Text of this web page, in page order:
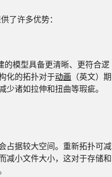
了许多优势：
的模型具备更清晰、更符合逻
化的拓扑对于动画 （英文）期
少诸如拉伸和扭曲等瑕疵。
占据较大空间。重新拓扑可减
减小文件大小，这对于存储和